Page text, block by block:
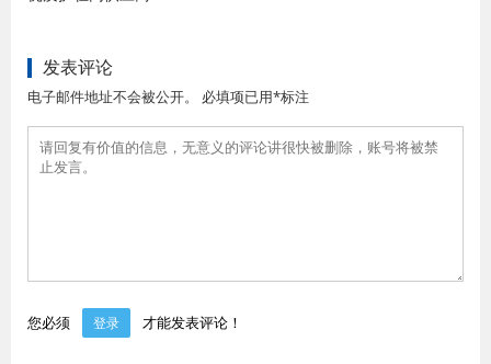
发表评论
电子邮件地址不会被公开。 必填项已用*标注
您必须 登录 才能发表评论！